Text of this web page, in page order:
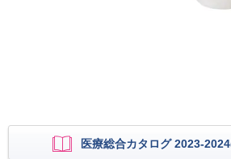
医療総合カタログ 2023-